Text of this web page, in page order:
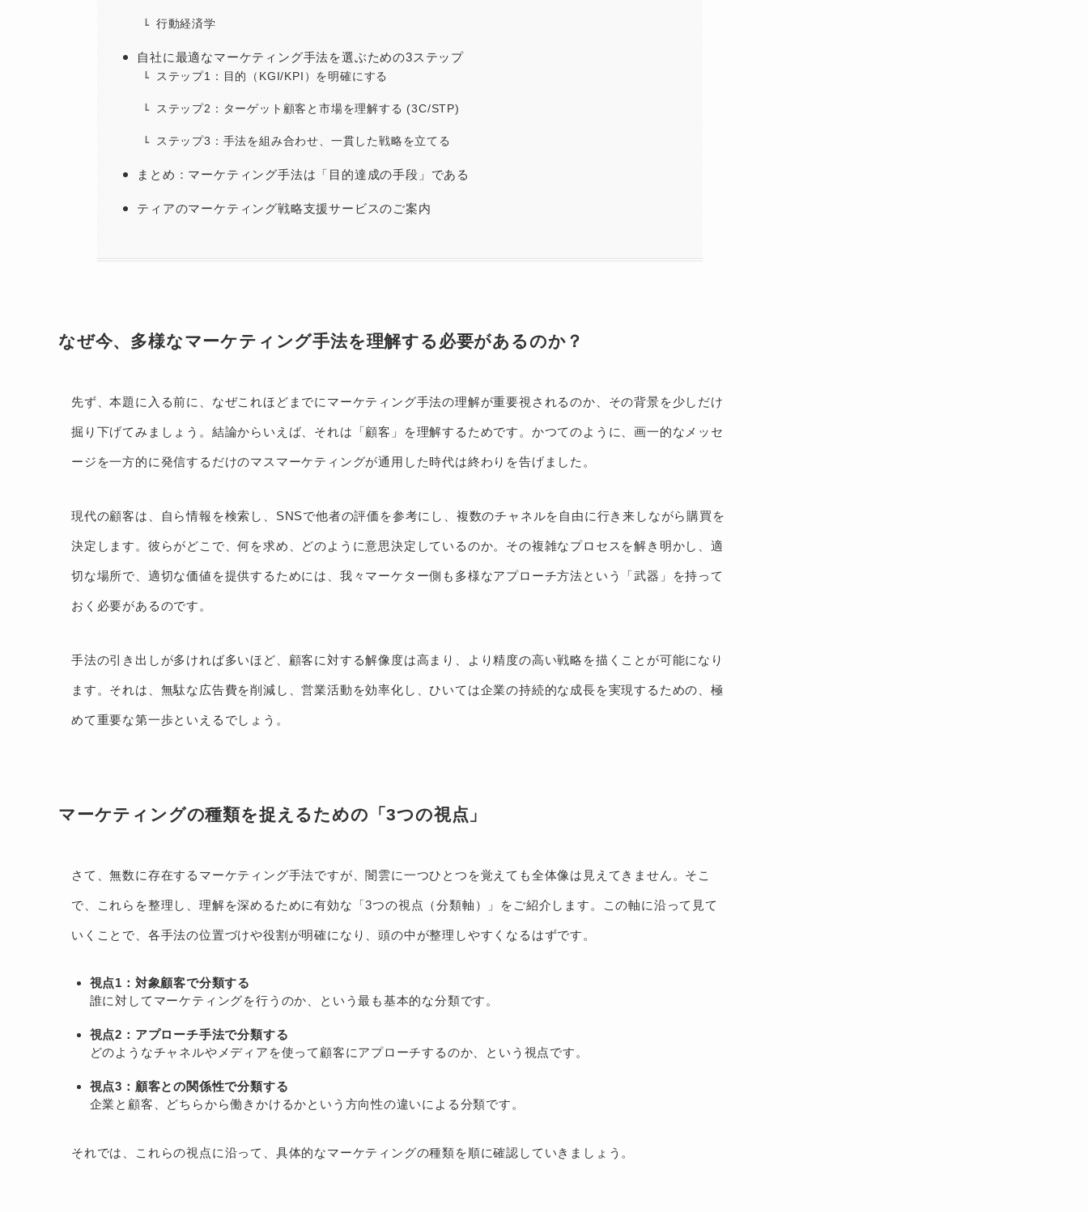
行動経済学
自社に最適なマーケティング手法を選ぶための3ステップ
ステップ1：目的（KGI/KPI）を明確にする
ステップ2：ターゲット顧客と市場を理解する (3C/STP)
ステップ3：手法を組み合わせ、一貫した戦略を立てる
まとめ：マーケティング手法は「目的達成の手段」である
ティアのマーケティング戦略支援サービスのご案内
なぜ今、多様なマーケティング手法を理解する必要があるのか？
先ず、本題に入る前に、なぜこれほどまでにマーケティング手法の理解が重要視されるのか、その背景を少しだけ
掘り下げてみましょう。結論からいえば、それは「顧客」を理解するためです。かつてのように、画一的なメッセ
ージを一方的に発信するだけのマスマーケティングが通用した時代は終わりを告げました。
現代の顧客は、自ら情報を検索し、SNSで他者の評価を参考にし、複数のチャネルを自由に行き来しながら購買を
決定します。彼らがどこで、何を求め、どのように意思決定しているのか。その複雑なプロセスを解き明かし、適
切な場所で、適切な価値を提供するためには、我々マーケター側も多様なアプローチ方法という「武器」を持って
おく必要があるのです。
手法の引き出しが多ければ多いほど、顧客に対する解像度は高まり、より精度の高い戦略を描くことが可能になり
ます。それは、無駄な広告費を削減し、営業活動を効率化し、ひいては企業の持続的な成長を実現するための、極
めて重要な第一歩といえるでしょう。
マーケティングの種類を捉えるための「3つの視点」
さて、無数に存在するマーケティング手法ですが、闇雲に一つひとつを覚えても全体像は見えてきません。そこ
で、これらを整理し、理解を深めるために有効な「3つの視点（分類軸）」をご紹介します。この軸に沿って見て
いくことで、各手法の位置づけや役割が明確になり、頭の中が整理しやすくなるはずです。
視点1：対象顧客で分類する
誰に対してマーケティングを行うのか、という最も基本的な分類です。
視点2：アプローチ手法で分類する
どのようなチャネルやメディアを使って顧客にアプローチするのか、という視点です。
視点3：顧客との関係性で分類する
企業と顧客、どちらから働きかけるかという方向性の違いによる分類です。
それでは、これらの視点に沿って、具体的なマーケティングの種類を順に確認していきましょう。